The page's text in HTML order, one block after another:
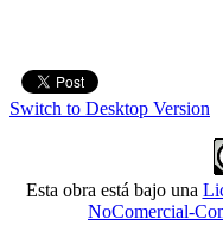
Switch to Desktop Version
Esta obra está bajo una
NoComercial-